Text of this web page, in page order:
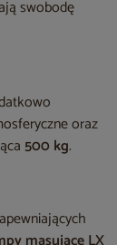
swobodę
oraz
500 kg.